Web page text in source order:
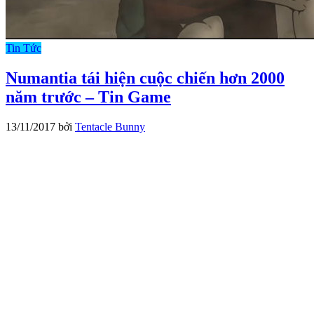
Tin Tức
Numantia tái hiện cuộc chiến hơn 2000
năm trước – Tin Game
13/11/2017 bởi Tentacle Bunny